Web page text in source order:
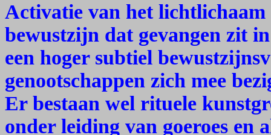
Activatie van het
bewustzijn dat gevangen zit
een hoger subtiel
genootschappen zich mee
Er bestaan wel rituele
onder leiding van goeroes en